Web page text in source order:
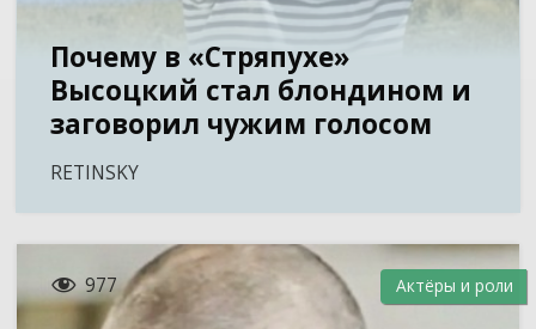
Почему в «Стряпухе»
Высоцкий стал блондином и
заговорил чужим голосом
RETINSKY
 977 Актёры и роли